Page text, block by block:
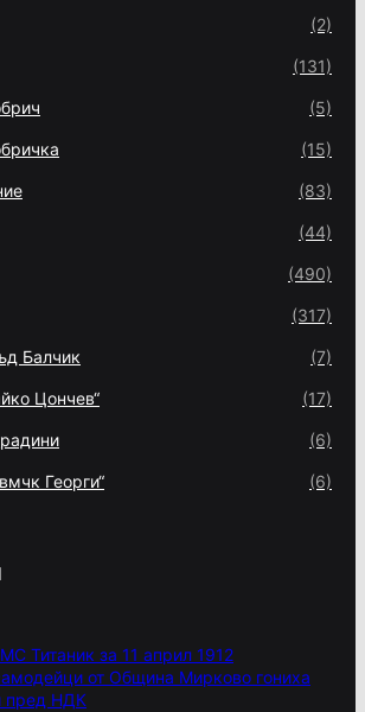
(2)
(131)
(5)
(15)
(83)
(44)
(490)
(317)
Балчик (7)
Цончев“ (17)
(6)
Георги“ (6)
Титаник за 11 април 1912
от Община Мирково гониха
пред НДК